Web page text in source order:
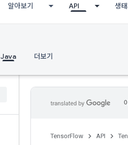
알아보기 API 생
Java 더보기
TensorFlow API